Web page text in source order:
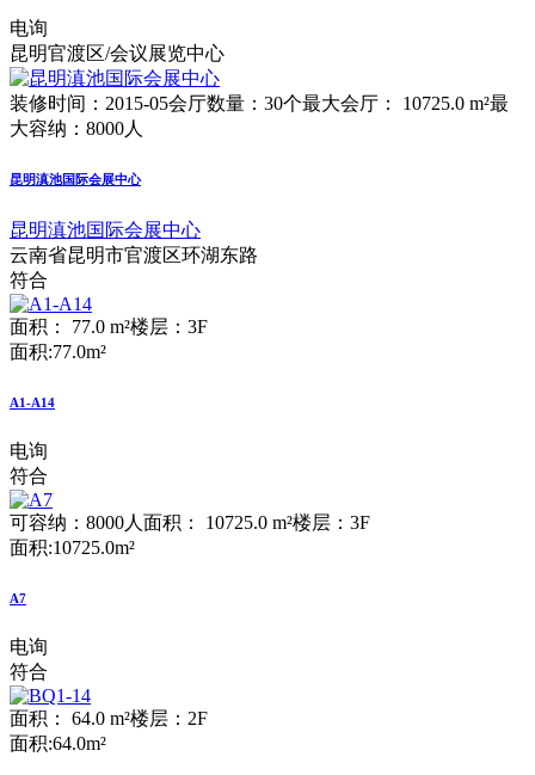
电询
昆明官渡区/会议展览中心
装修时间：2015-05会厅数量：30个最大会厅： 10725.0 m²最
大容纳：8000人
昆明滇池国际会展中心
昆明滇池国际会展中心
云南省昆明市官渡区环湖东路
符合
面积： 77.0 m²楼层：3F
面积:77.0m²
A1-A14
电询
符合
可容纳：8000人 面积： 10725.0 m²楼层：3F
面积:10725.0m²
A7
电询
符合
面积： 64.0 m²楼层：2F
面积:64.0m²